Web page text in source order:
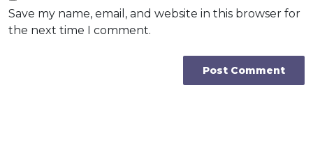
Save my name, email, and website in this browser for
the next time I comment.